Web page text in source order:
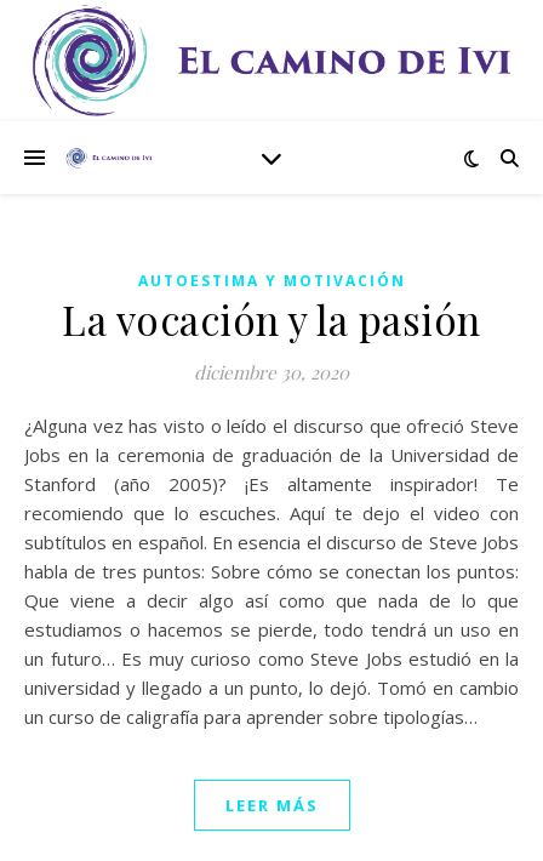
AUTOESTIMA Y MOTIVACIÓN
La vocación y la pasión
diciembre 30, 2020
¿Alguna vez has visto o leído el discurso que ofreció Steve
Jobs en la ceremonia de graduación de la Universidad de
Stanford (año 2005)? ¡Es altamente inspirador! Te
recomiendo que lo escuches. Aquí te dejo el video con
subtítulos en español. En esencia el discurso de Steve Jobs
habla de tres puntos: Sobre cómo se conectan los puntos:
Que viene a decir algo así como que nada de lo que
estudiamos o hacemos se pierde, todo tendrá un uso en
un futuro… Es muy curioso como Steve Jobs estudió en la
universidad y llegado a un punto, lo dejó. Tomó en cambio
un curso de caligrafía para aprender sobre tipologías…
LEER MÁS